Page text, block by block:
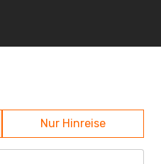
Nur Hinreise